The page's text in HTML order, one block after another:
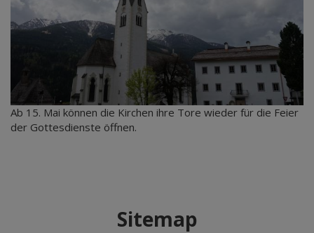
Ab 15. Mai können die Kirchen ihre Tore wieder für die Feier
der Gottesdienste öffnen.
Sitemap